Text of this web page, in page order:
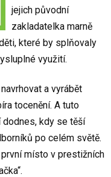
jejich původní
zakladatelka marně
které by splňovaly
využití.
a vyrábět
tocenění. A tuto
kdy se těší
po celém světě.
místo v prestižních